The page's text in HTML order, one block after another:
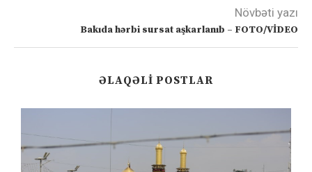
Növbəti yazı
Bakıda hərbi sursat aşkarlanıb – FOTO/VİDEO
ƏLAQƏLI POSTLAR